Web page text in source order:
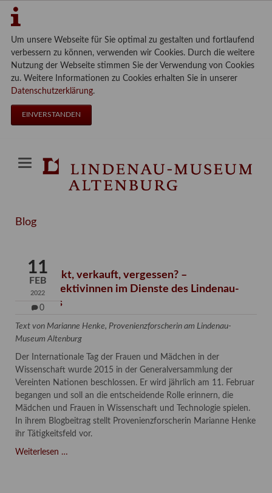
Um unsere Webseite für Sie optimal zu gestalten und fortlaufend
verbessern zu können, verwenden wir Cookies. Durch die weitere
Nutzung der Webseite stimmen Sie der Verwendung von Cookies
zu. Weitere Informationen zu Cookies erhalten Sie in unserer
Datenschutzerklärung.
EINVERSTANDEN
Blog
11
FEB
2022
0
Verschenkt, verkauft, vergessen? –
Kunstdetektivinnen im Dienste des Lindenau-
Museums
Text von Marianne Henke, Provenienzforscherin am Lindenau-
Museum Altenburg
Der Internationale Tag der Frauen und Mädchen in der
Wissenschaft wurde 2015 in der Generalversammlung der
Vereinten Nationen beschlossen. Er wird jährlich am 11. Februar
begangen und soll an die entscheidende Rolle erinnern, die
Mädchen und Frauen in Wissenschaft und Technologie spielen.
In ihrem Blogbeitrag stellt Provenienzforscherin Marianne Henke
ihr Tätigkeitsfeld vor.
Weiterlesen …